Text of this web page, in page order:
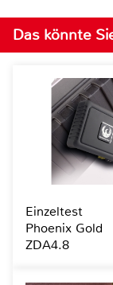
Das könnte
Einzeltest
Phoenix Gold
ZDA4.8